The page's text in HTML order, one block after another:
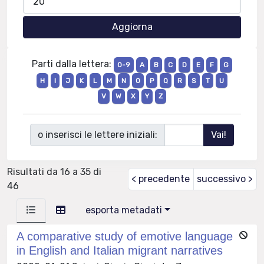
Parti dalla lettera: 0-9 A B C D E F
G
H
I J K L M N O P Q R S T
U
V
W X Y Z
o inserisci le lettere iniziali:
Risultati da 16 a 35 di
46
< precedente successivo >
esporta metadati
A comparative study of emotive language
in English and Italian migrant narratives